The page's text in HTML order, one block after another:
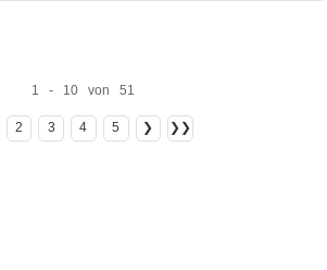
1 - 10 von 51
2 3 4 5 ❯ ❯❯